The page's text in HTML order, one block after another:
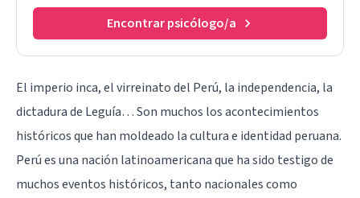
Encontrar psicólogo/a
El imperio inca, el virreinato del Perú, la independencia, la
dictadura de Leguía… Son muchos los acontecimientos
históricos que han moldeado la cultura e identidad peruana.
Perú es una nación latinoamericana que ha sido testigo de
muchos eventos históricos, tanto nacionales como